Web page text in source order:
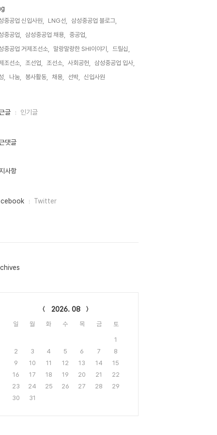
중공업 신입사원, LNG선,
삼성중공업 블로그,
중공업,
삼성중공업 채용,
중공업,
중공업 거제조선소,
말랑말랑한 SHI이야기,
드릴십,
조선소,
조선업, 조선소, 사회공헌,
삼성중공업 입사,
,
나눔, 봉사활동, 채용, 선박, 신입사원,
글 인기글
댓글
사항
Twitter
2026. 08
일 월 화 수 목 금 토
1
2
3 4 5 6 7
8
9
10 11 12 13 14
15
16
17 18 19 20 21
22
23
24 25 26 27 28
29
30
31